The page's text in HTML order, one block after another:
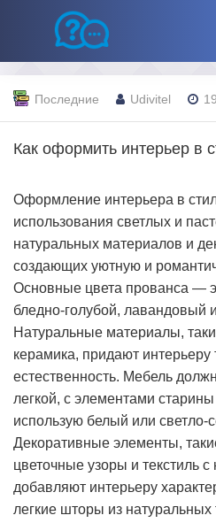
Последние Udivitel
Как оформить интерьер в
Оформление интерьера в
использования светлых и
натуральных материалов и
создающих уютную и
Основные цвета прованса —
бледно-голубой, лавандовый
Натуральные материалы,
керамика, придают интерьеру
естественность. Мебель
легкой, с элементами
использую белый или светло-
Декоративные элементы,
цветочные узоры и текстиль
добавляют интерьеру
легкие шторы из натуральных